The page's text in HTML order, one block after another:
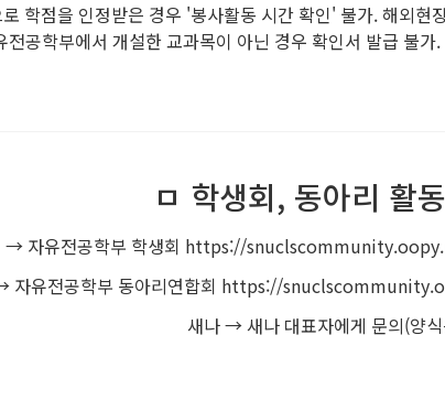
학점을 인정받은 경우 '봉사활동 시간 확인' 불가. 해외현
전공학부에서 개설한 교과목이 아닌 경우 확인서 발급 불
ㅁ 학생회, 동아리 활
→ 자유전공학부 학생회 https://
자유전공학부 동아리연합회 https://
새나 → 새나 대표자에게 문의(양